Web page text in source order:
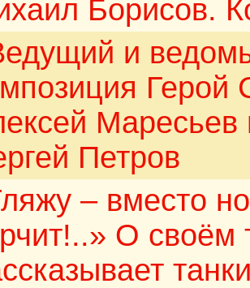
Борисов.
и
Герой
Маресьев
Петров
– вместо
О своём